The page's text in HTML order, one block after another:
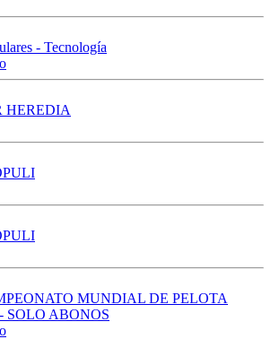
- Tecnología
HEREDIA
MUNDIAL DE PELOTA
SOLO ABONOS